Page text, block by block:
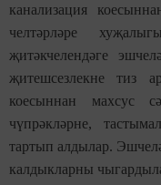
канализация
челтәрләре
җитәкчелендәге
җитешсезлекне тиз
коесыннан махсус
чүпрәкләрне,
тартып алдылар.
калдыкларны